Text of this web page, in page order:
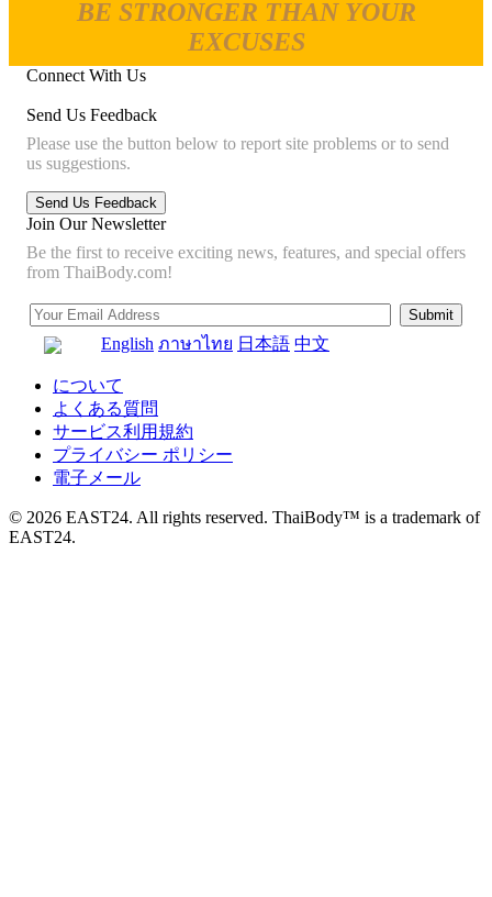
BE STRONGER THAN YOUR
EXCUSES
Connect With Us
Send Us Feedback
Please use the button below to report site problems or to send
us suggestions.
Join Our Newsletter
Be the first to receive exciting news, features, and special offers
from ThaiBody.com!
English ภาษาไทย 日本語 中文
について
よくある質問
サービス利用規約
プライバシー ポリシー
電子メール
© 2026 EAST24. All rights reserved. ThaiBody™ is a trademark of
EAST24.